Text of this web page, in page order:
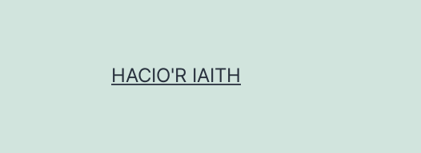
HACIO'R IAITH